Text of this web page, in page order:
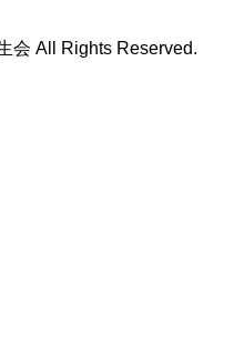
All Rights Reserved.